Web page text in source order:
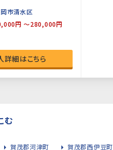
市清水区
円 ～280,000円
詳細はこちら
む
賀茂郡河津町 賀茂郡西伊豆町